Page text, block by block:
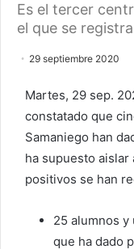
Es el tercer
el que se
29 septiembre 2020
Martes, 29 sep.
constatado que
Samaniego han
ha supuesto aislar
positivos se han
25 alumnos y
que ha dado